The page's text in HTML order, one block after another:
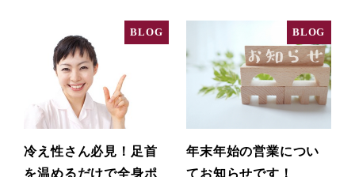
BLOG
冷え性さん必見！足首
を温めるだけで全身ポ
BLOG
年末年始の営業につい
てお知らせです！